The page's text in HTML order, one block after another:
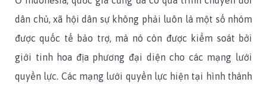
dân chủ, xã hội dân sự không phải luôn là một số nhóm
được quốc tế bảo trợ, mà nó còn được kiểm soát bởi
giới tinh hoa địa phương đại diện cho các mạng lưới
quyền lực. Các mạng lưới quyền lực hiện tại hình thành